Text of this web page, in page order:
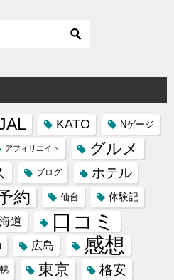
KATO Nゲージ
アフィリエイト グルメ
ブログ ホテル
約 仙台 体験記
道 口コミ
広島 感想
東京 格安